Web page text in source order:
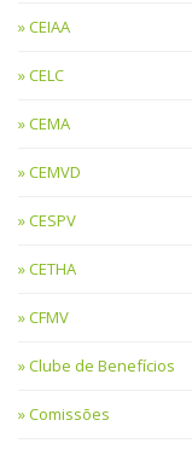
CEIAA
CELC
CEMA
CEMVD
CESPV
CETHA
CFMV
Clube de Benefícios
Comissões